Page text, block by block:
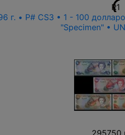
R1
г. • P# CS3 • 1 - 100
"Specimen" •
295750